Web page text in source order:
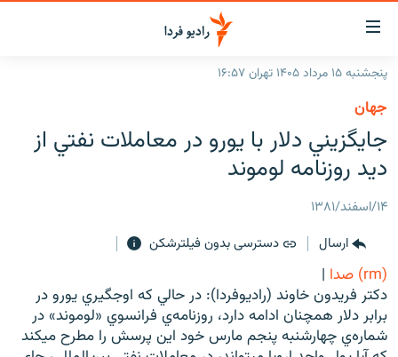
لینک‌های
قابلیت
دسترسی
بازگشت
منوی
اصلی
رفتن
صفحه
جستجو
ایران
جهان
برنامه‌های رادیویی
فرکانس‌ها
چندرسانه‌ای
گزارش‌های تصویری
گزارش‌های ویدئویی
زنان فردا
English
پنجشنبه ۱۵ مرداد ۱۴۰۵ تهران ۱۶:۵۷
جهان
جايگزيني دلار با يورو در معاملات نفتي از
ديد روزنامه لوموند
۱۴/اسفند/۱۳۸۱
ارسال
دسترسی بدون فیلترشکن
(rm) صدا
|
دكتر فريدون خاوند (راديوفردا): در حالي كه اوجگيري يورو در
برابر دلار همچنان ادامه دارد، روزنامه‌ي فرانسوي «لوموند» در
شماره‌ي چهارشنبه پنجم مارس خود اين پرسش را مطرح ميكند